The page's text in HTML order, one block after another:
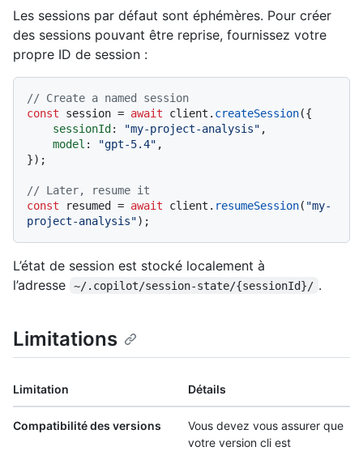
Les sessions par défaut sont éphémères. Pour créer
des sessions pouvant être reprise, fournissez votre
propre ID de session :
// Create a named session
const session = await client. createSession({
sessionId : "my-project-analysis" ,
model : "gpt-5.4" ,
});
// Later, resume it
const resumed = await client. resumeSession( "my-
project-analysis"
L’état de session est stocké localement à
l’adresse
~/.copilot/session-state/{sessionId}/ .
Limitations
Limitation Détails
Compatibilité des versions
Vous devez vous assurer que
votre version cli est